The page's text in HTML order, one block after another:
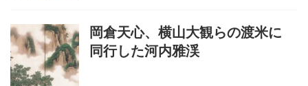
岡倉天心、横山大観らの渡米に
同行した河内雅渓